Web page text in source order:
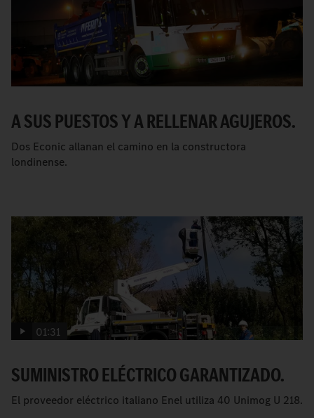
A SUS PUESTOS Y A RELLENAR AGUJEROS.
Dos Econic allanan el camino en la constructora
londinense.
01:31
SUMINISTRO ELÉCTRICO GARANTIZADO.
El proveedor eléctrico italiano Enel utiliza 40 Unimog U 218.